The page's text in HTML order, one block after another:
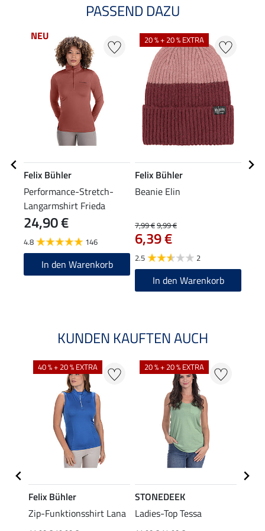
PASSEND DAZU
NEU
Felix Bühler
Performance-Stretch-
Langarmshirt Frieda
24,90 €
4.8 146
In den Warenkorb
20 % + 20 % EXTRA
Felix Bühler
Beanie Elin
7,99 €9,99 €
6,39 €
2.5 2
In den Warenkorb
KUNDEN KAUFTEN AUCH
40 % + 20 % EXTRA
Felix Bühler
Zip-Funktionsshirt Lana
20 % + 20 % EXTRA
STONEDEEK
Ladies-Top Tessa